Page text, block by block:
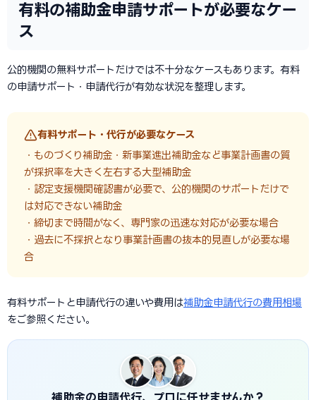
有料の補助金申請サポートが必要なケー
ス
公的機関の無料サポートだけでは不十分なケースもあります。有料
の申請サポート・申請代行が有効な状況を整理します。
有料サポート・代行が必要なケース
・ものづくり補助金・新事業進出補助金など事業計画書の質
が採択率を大きく左右する大型補助金
・認定支援機関確認書が必要で、公的機関のサポートだけで
は対応できない補助金
・締切まで時間がなく、専門家の迅速な対応が必要な場合
・過去に不採択となり事業計画書の抜本的見直しが必要な場
合
有料サポートと申請代行の違いや費用は補助金申請代行の費用相場
をご参照ください。
補助金の申請代行、プロに任せませんか？